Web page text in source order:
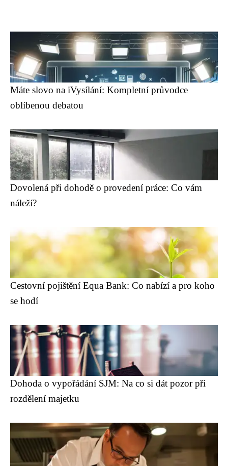
Máte slovo na iVysílání: Kompletní průvodce
oblíbenou debatou
Dovolená při dohodě o provedení práce: Co vám
náleží?
Cestovní pojištění Equa Bank: Co nabízí a pro koho
se hodí
Dohoda o vypořádání SJM: Na co si dát pozor při
rozdělení majetku